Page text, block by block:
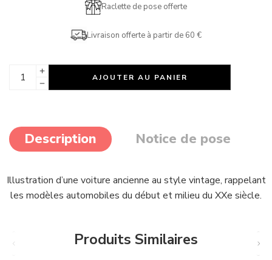
Raclette de pose offerte
Livraison offerte à partir de 60 €
AJOUTER AU PANIER
Description Notice de pose
Illustration d’une voiture ancienne au style vintage, rappelant
les modèles automobiles du début et milieu du XXe siècle.
Produits Similaires